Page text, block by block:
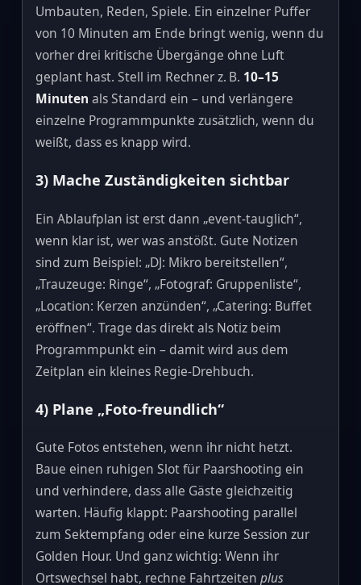
Umbauten, Reden, Spiele. Ein einzelner Puffer
von 10 Minuten am Ende bringt wenig, wenn du
vorher drei kritische Übergänge ohne Luft
geplant hast. Stell im Rechner z. B. 10–15
Minuten als Standard ein – und verlängere
einzelne Programmpunkte zusätzlich, wenn du
weißt, dass es knapp wird.
3) Mache Zuständigkeiten sichtbar
Ein Ablaufplan ist erst dann „event‑tauglich“,
wenn klar ist, wer was anstößt. Gute Notizen
sind zum Beispiel: „DJ: Mikro bereitstellen“,
„Trauzeuge: Ringe“, „Fotograf: Gruppenliste“,
„Location: Kerzen anzünden“, „Catering: Buffet
eröffnen“. Trage das direkt als Notiz beim
Programmpunkt ein – damit wird aus dem
Zeitplan ein kleines Regie‑Drehbuch.
4) Plane „Foto‑freundlich“
Gute Fotos entstehen, wenn ihr nicht hetzt.
Baue einen ruhigen Slot für Paarshooting ein
und verhindere, dass alle Gäste gleichzeitig
warten. Häufig klappt: Paarshooting parallel
zum Sektempfang oder eine kurze Session zur
Golden Hour. Und ganz wichtig: Wenn ihr
Ortswechsel habt, rechne Fahrtzeiten plus